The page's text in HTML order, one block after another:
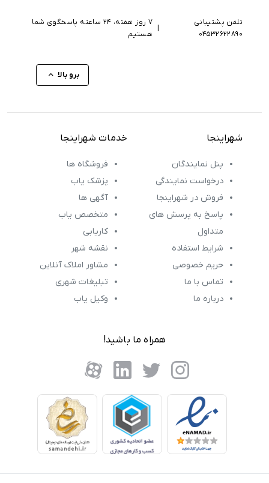
تلفن پشتیبانی
04532622890
۷ روز هفته، ۲۴ ساعته پاسخگوی شما
هستیم
برو بالا
شهراینجا
پنل نمایندگان
درخواست نمایندگی
فروش در شهراینجا
پاسخ به پرسش های
متداول
شرایط استفاده
حریم خصوصی
تماس با ما
درباره ما
خدمات شهراینجا
فروشگاه ها
پزشک یاب
آگهی ها
متخصص یاب
کاریابی
نقشه شهر
مشاور املاک آنلاین
تبلیغات شهری
وکیل یاب
همراه ما باشید!